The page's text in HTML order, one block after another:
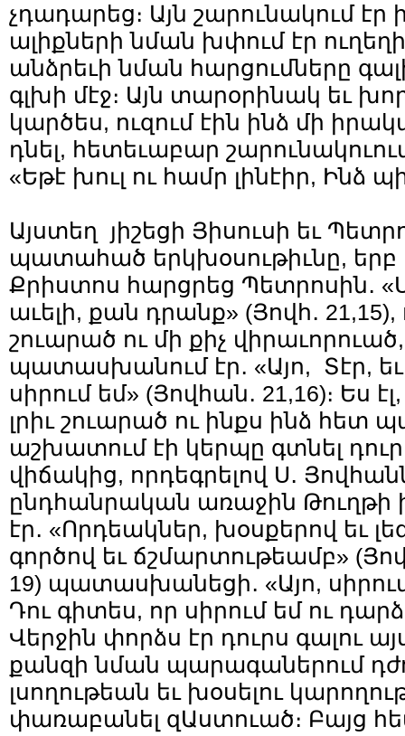
չդադարեց։ Այն շարունակում էր
ալիքների նման խփում էր
անձրեւի նման հարցումները
գլխի մէջ։ Այն տարօրինակ եւ
կարծես, ուզում էին ինձ մի
դնել, հետեւաբար
«Եթէ խուլ ու համր լինէիր, Ինձ
Այստեղ յիշեցի Յիսուսի եւ
պատահած երկխօսութիւնը, երբ
Քրիստոս հարցրեց Պետրոսին․
աւելի, քան դրանք» (Յովհ․
շուարած ու մի քիչ
պատասխանում էր․ «Այո, Տէր,
սիրում եմ» (Յովհան․ 21,16)։ Ես
լրիւ շուարած ու ինքս ինձ հետ
աշխատում էի կերպը գտնել
վիճակից, որդեգրելով Ս․
ընդհանրական առաջին Թուղթի
էր․ «Որդեակներ, խօսքերով եւ
գործով եւ ճշմարտութեամբ»
19) պատասխանեցի․ «Այո,
Դու գիտես, որ սիրում եմ ու
Վերջին փորձս էր դուրս գալու
քանզի նման պարագաներում
լսողութեան եւ խօսելու
փառաբանել զԱստուած։ Բայց